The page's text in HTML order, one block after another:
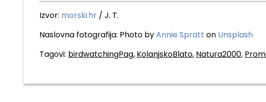
Izvor: morski.hr / J. T.
Naslovna fotografija: Photo byAnnie Spratt on Unsplash
Tagovi: birdwatchingPag, KolanjskoBlato, Natura2000,